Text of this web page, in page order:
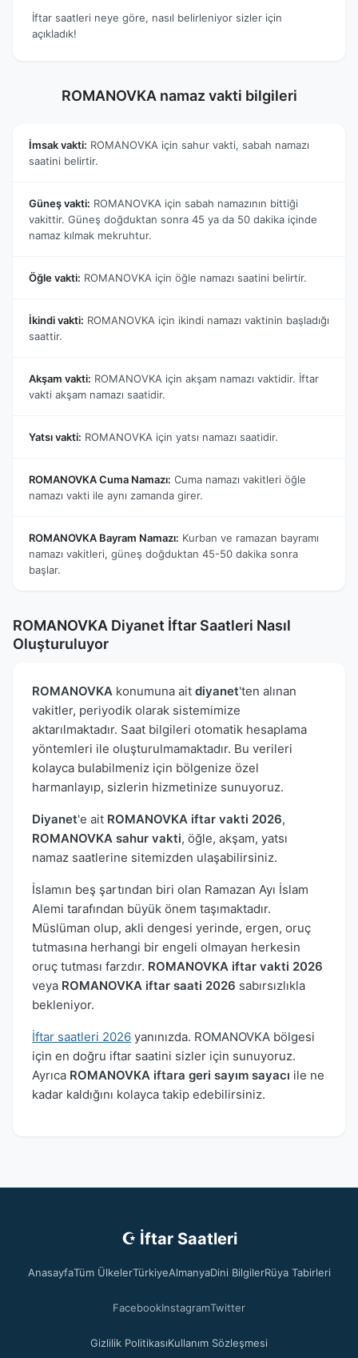
İftar saatleri neye göre, nasıl belirleniyor sizler için
açıkladık!
ROMANOVKA namaz vakti bilgileri
İmsak vakti: ROMANOVKA için sahur vakti, sabah namazı
saatini belirtir.
Güneş vakti: ROMANOVKA için sabah namazının bittiği
vakittir. Güneş doğduktan sonra 45 ya da 50 dakika içinde
namaz kılmak mekruhtur.
Öğle vakti: ROMANOVKA için öğle namazı saatini belirtir.
İkindi vakti: ROMANOVKA için ikindi namazı vaktinin başladığı
saattir.
Akşam vakti: ROMANOVKA için akşam namazı vaktidir. İftar
vakti akşam namazı saatidir.
Yatsı vakti: ROMANOVKA için yatsı namazı saatidir.
ROMANOVKA Cuma Namazı: Cuma namazı vakitleri öğle
namazı vakti ile aynı zamanda girer.
ROMANOVKA Bayram Namazı: Kurban ve ramazan bayramı
namazı vakitleri, güneş doğduktan 45-50 dakika sonra
başlar.
ROMANOVKA Diyanet İftar Saatleri Nasıl
Oluşturuluyor
ROMANOVKA konumuna ait diyanet'ten alınan
vakitler, periyodik olarak sistemimize
aktarılmaktadır. Saat bilgileri otomatik hesaplama
yöntemleri ile oluşturulmamaktadır. Bu verileri
kolayca bulabilmeniz için bölgenize özel
harmanlayıp, sizlerin hizmetinize sunuyoruz.
Diyanet'e ait ROMANOVKA iftar vakti 2026,
ROMANOVKA sahur vakti, öğle, akşam, yatsı
namaz saatlerine sitemizden ulaşabilirsiniz.
İslamın beş şartından biri olan Ramazan Ayı İslam
Alemi tarafından büyük önem taşımaktadır.
Müslüman olup, akli dengesi yerinde, ergen, oruç
tutmasına herhangi bir engeli olmayan herkesin
oruç tutması farzdır. ROMANOVKA iftar vakti 2026
veya ROMANOVKA iftar saati 2026 sabırsızlıkla
bekleniyor.
İftar saatleri 2026 yanınızda. ROMANOVKA bölgesi
için en doğru iftar saatini sizler için sunuyoruz.
Ayrıca ROMANOVKA iftara geri sayım sayacı ile ne
kadar kaldığını kolayca takip edebilirsiniz.
☪ İftar Saatleri
AnasayfaTüm ÜlkelerTürkiyeAlmanyaDini BilgilerRüya Tabirleri
FacebookInstagramTwitter
Gizlilik PolitikasıKullanım Sözleşmesi